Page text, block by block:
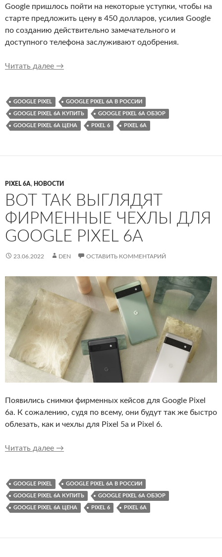
Google пришлось пойти на некоторые уступки, чтобы на
старте предложить цену в 450 долларов, усилия Google
по созданию действительно замечательного и
доступного телефона заслуживают одобрения.
Читать далее Обзор Google Pixel 6a: лучший бюджетный
→
GOOGLE PIXEL GOOGLE PIXEL 6A В РОССИИ
GOOGLE PIXEL 6A КУПИТЬ GOOGLE PIXEL 6A ОБЗОР
GOOGLE PIXEL 6A ЦЕНА PIXEL 6 PIXEL 6A
PIXEL 6A, НОВОСТИ
ВОТ ТАК ВЫГЛЯДЯТ
ФИРМЕННЫЕ ЧЕХЛЫ ДЛЯ
GOOGLE PIXEL 6A
23.06.2022 DEN ОСТАВИТЬ КОММЕНТАРИЙ
Появились снимки фирменных кейсов для Google Pixel
6a. К сожалению, судя по всему, они будут так же быстро
облезать, как и чехлы для Pixel 5a и Pixel 6.
Читать далее Вот так выглядят фирменные чехлы для
→
GOOGLE PIXEL GOOGLE PIXEL 6A В РОССИИ
GOOGLE PIXEL 6A КУПИТЬ GOOGLE PIXEL 6A ОБЗОР
GOOGLE PIXEL 6A ЦЕНА PIXEL 6 PIXEL 6A